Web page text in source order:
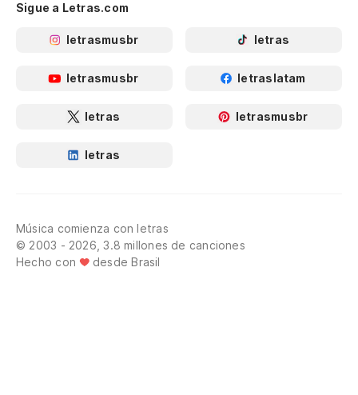
Sigue a Letras.com
letrasmusbr letras
letrasmusbr letraslatam
letras letrasmusbr
letras
Música comienza con letras
© 2003 - 2026, 3.8 millones de canciones
Hecho con
desde Brasil